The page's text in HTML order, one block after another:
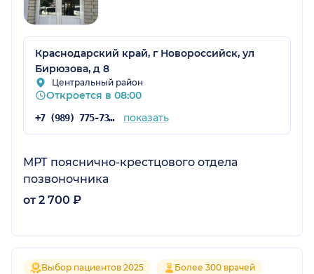
Краснодарский край, г Новороссийск, ул
Бирюзова, д 8
Центральный район
Откроется в 08:00
+7 (989) 775-73-51 показать
МРТ пояснично-крестцового отдела
позвоночника
от 2 700 ₽
Выбор пациентов 2025 Более 300 врачей